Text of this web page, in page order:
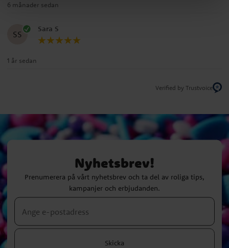
6 månader sedan
SS
Sara S
1 år sedan
Verified by Trustvoice
Nyhetsbrev!
Prenumerera på vårt nyhetsbrev och ta del av roliga tips,
kampanjer och erbjudanden.
Skicka